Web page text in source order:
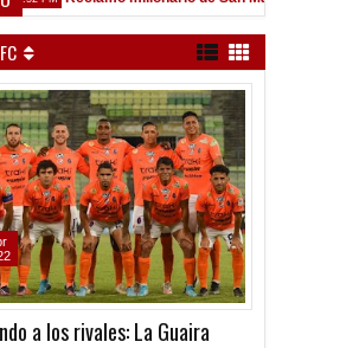
a los rivales: La Guaira